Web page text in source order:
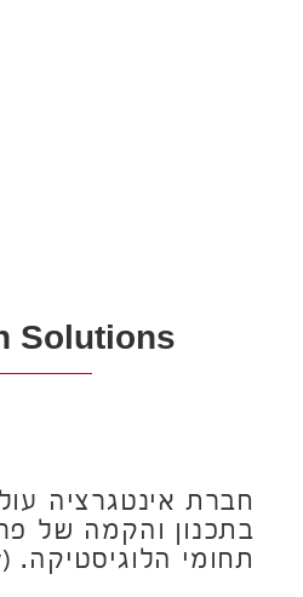
Solutions
חברת אינטגרציה
בתכנון והקמה של
תחומי הלוגיסטיקה. (Turn key).